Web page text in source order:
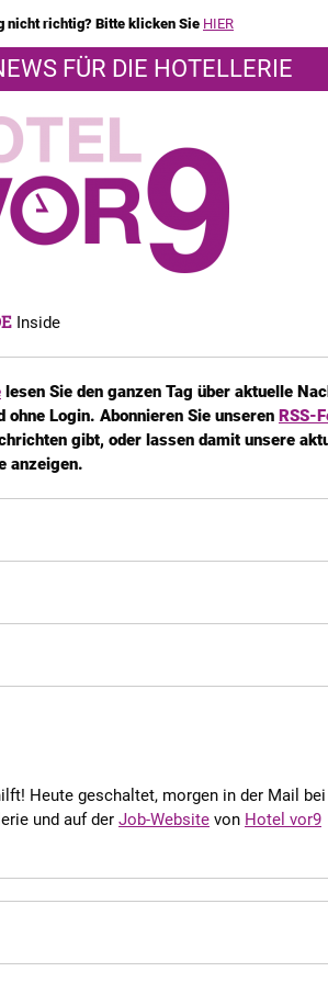
nicht richtig? Bitte klicken Sie HIER
FÜR DIE HOTELLERIE
Inside
lesen Sie den ganzen Tag über aktuelle
Login. Abonnieren Sie unseren RSS-
gibt, oder lassen damit unsere
anzeigen.
Heute geschaltet, morgen in der Mail
und auf der Job-Website von Hotel vor9